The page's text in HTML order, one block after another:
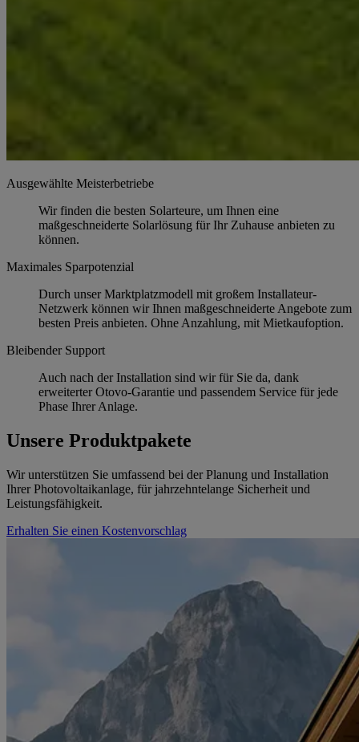
Ausgewählte Meisterbetriebe
Wir finden die besten Solarteure, um Ihnen eine
maßgeschneiderte Solarlösung für Ihr Zuhause anbieten zu
können.
Maximales Sparpotenzial
Durch unser Marktplatzmodell mit großem Installateur-
Netzwerk können wir Ihnen maßgeschneiderte Angebote zum
besten Preis anbieten. Ohne Anzahlung, mit Mietkaufoption.
Bleibender Support
Auch nach der Installation sind wir für Sie da, dank
erweiterter Otovo-Garantie und passendem Service für jede
Phase Ihrer Anlage.
Unsere Produktpakete
Wir unterstützen Sie umfassend bei der Planung und Installation
Ihrer Photovoltaikanlage, für jahrzehntelange Sicherheit und
Leistungsfähigkeit.
Erhalten Sie einen Kostenvorschlag